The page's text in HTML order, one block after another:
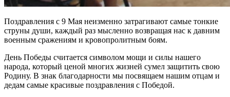
Поздравления с 9 Мая неизменно затрагивают самые тонкие
струны души, каждый раз мысленно возвращая нас к давним
военным сражениям и кровопролитным боям.
День Победы считается символом мощи и силы нашего
народа, который ценой многих жизней сумел защитить свою
Родину. В знак благодарности мы посвящаем нашим отцам и
дедам самые красивые поздравления с Победой.